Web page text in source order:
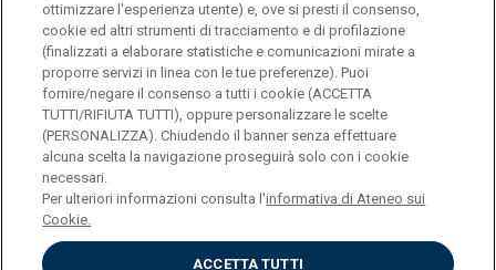
logo UC
© Università Cattolica del Sacro Cuore Largo A.
Gemelli 1, 20123 Milano PI 02133120150
ottimizzare l'esperienza utente) e, ove si presti il consenso,
cookie ed altri strumenti di tracciamento e di profilazione
(finalizzati a elaborare statistiche e comunicazioni mirate a
proporre servizi in linea con le tue preferenze). Puoi
fornire/negare il consenso a tutti i cookie (ACCETTA
TUTTI/RIFIUTA TUTTI), oppure personalizzare le scelte
(PERSONALIZZA). Chiudendo il banner senza effettuare
alcuna scelta la navigazione proseguirà solo con i cookie
necessari.
Per ulteriori informazioni consulta l'informativa di Ateneo sui
Cookie.
ACCETTA TUTTI